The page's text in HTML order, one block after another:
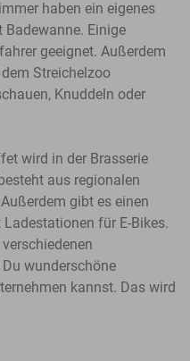
haben ein eigenes
Badewanne. Einige
geeignet. Außerdem
Streichelzoo
Knuddeln oder
wird in der Brasserie
aus regionalen
gibt es einen
für E-Bikes.
wunderschöne
kannst. Das wird